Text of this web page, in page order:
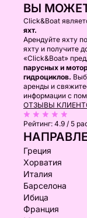
ВЫ
Click&Boat
яхт.
Арендуйте яхту
яхту и получите
«Click&Boat»
парусных и
гидроциклов.
аренды и
информации с
ОТЗЫВЫ
Рейтинг: 4.9 / 5
Греция
Хорватия
Италия
Барселона
Ибица
Франция